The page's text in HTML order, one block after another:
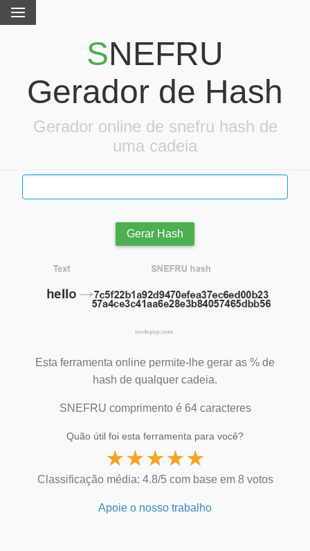
SNEFRU
Gerador de Hash
Gerador online de snefru hash de
uma cadeia
Gerar Hash
Esta ferramenta online permite-lhe gerar as % de
hash de qualquer cadeia.
SNEFRU comprimento é 64 caracteres
Quão útil foi esta ferramenta para você?
★★★★★
Classificação média: 4.8/5 com base em 8 votos
Apoie o nosso trabalho